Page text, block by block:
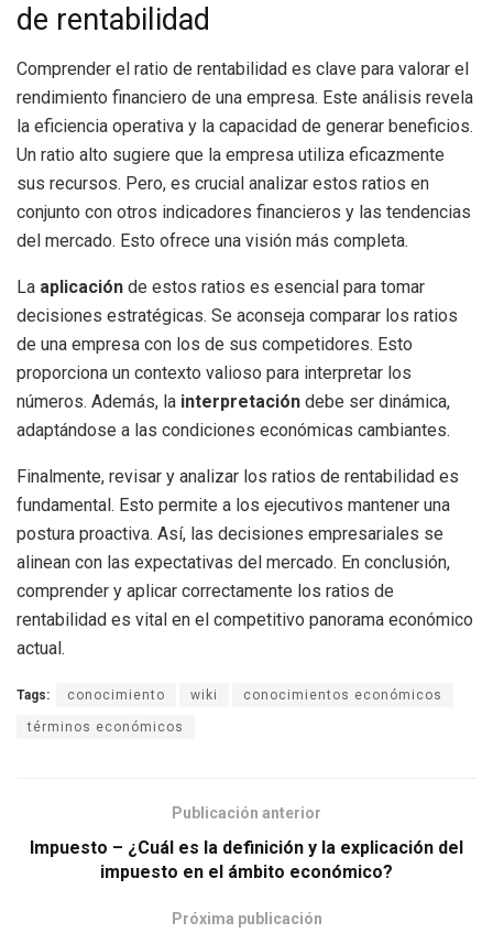
de rentabilidad
Comprender el ratio de rentabilidad es clave para valorar el
rendimiento financiero de una empresa. Este análisis revela
la eficiencia operativa y la capacidad de generar beneficios.
Un ratio alto sugiere que la empresa utiliza eficazmente
sus recursos. Pero, es crucial analizar estos ratios en
conjunto con otros indicadores financieros y las tendencias
del mercado. Esto ofrece una visión más completa.
La aplicación de estos ratios es esencial para tomar
decisiones estratégicas. Se aconseja comparar los ratios
de una empresa con los de sus competidores. Esto
proporciona un contexto valioso para interpretar los
números. Además, la interpretación debe ser dinámica,
adaptándose a las condiciones económicas cambiantes.
Finalmente, revisar y analizar los ratios de rentabilidad es
fundamental. Esto permite a los ejecutivos mantener una
postura proactiva. Así, las decisiones empresariales se
alinean con las expectativas del mercado. En conclusión,
comprender y aplicar correctamente los ratios de
rentabilidad es vital en el competitivo panorama económico
actual.
Tags: conocimiento wiki conocimientos económicos
términos económicos
Publicación anterior
Impuesto – ¿Cuál es la definición y la explicación del
impuesto en el ámbito económico?
Próxima publicación